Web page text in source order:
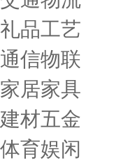
礼品工艺
通信物联
家居家具
建材五金
体育娱闲